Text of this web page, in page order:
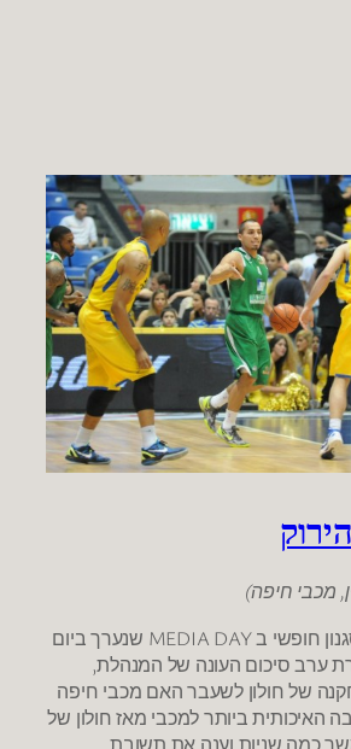
מכבי חיפה)
בשלב השאלות בסגנון חופשי ב MEDIA DAY שנערך ביום
ערב סיכום העונה של המנהלת,
של חולון לשעבר האם מכבי חיפה
האיכותית ביותר למכבי מאז חולון של